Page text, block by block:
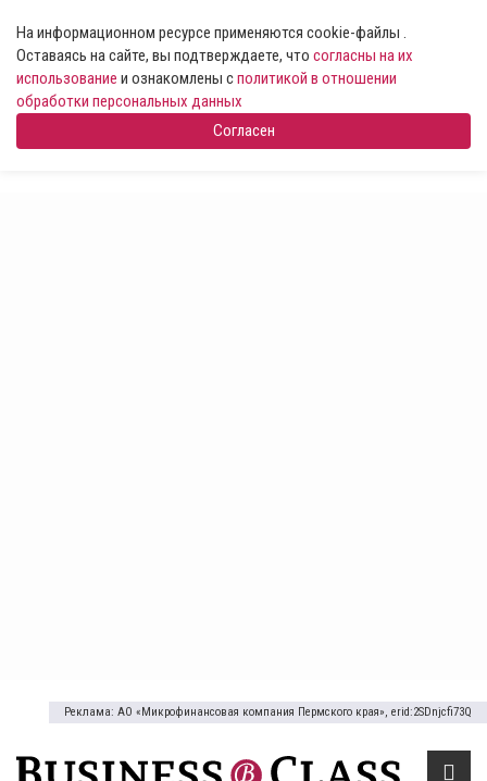
На информационном ресурсе применяются cookie-файлы .
Оставаясь на сайте, вы подтверждаете, что согласны на их
использование и ознакомлены сполитикой в отношении
обработки персональных данных
Согласен
Реклама: АО «Микрофинансовая компания Пермского края», erid:2SDnjcfi73Q